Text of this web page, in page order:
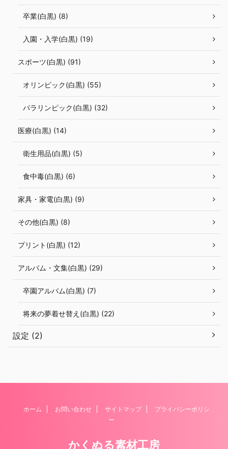
卒業(白黒) (8)
入園・入学(白黒) (19)
スポーツ(白黒) (91)
オリンピック(白黒) (55)
パラリンピック(白黒) (32)
医療(白黒) (14)
衛生用品(白黒) (5)
食中毒(白黒) (6)
家具・家電(白黒) (9)
その他(白黒) (8)
プリント(白黒) (12)
アルバム・文集(白黒) (29)
卒園アルバム(白黒) (7)
将来の夢着せ替え(白黒) (22)
設定 (2)
ホーム お問い合わせ サイトマップ
プライバシーポリシ
ー
かくぬる素材工房